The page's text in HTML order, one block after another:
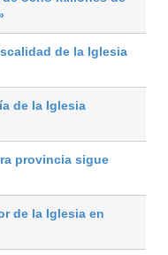
de la Iglesia
de la Iglesia
provincia sigue
de la Iglesia en